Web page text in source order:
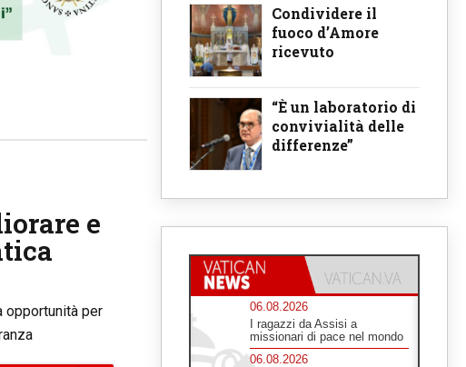
e
opportunità per
Condividere il
fuoco d’Amore
ricevuto
“È un laboratorio di
convivialità delle
differenze”
06.08.2026
I ragazzi da Assisi a
missionari di pace nel mondo
06.08.2026